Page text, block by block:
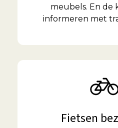
meubels. En de
informeren met
Fietsen